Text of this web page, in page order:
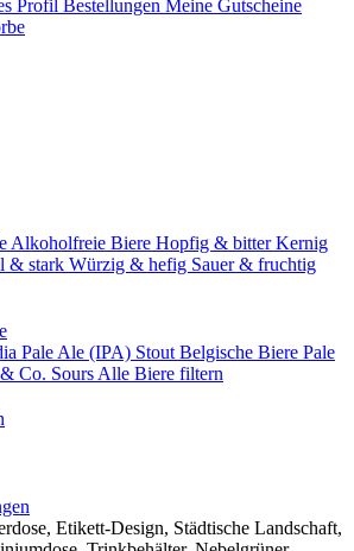
Profil Bestellungen Meine Gutscheine
Alkoholfreie Biere Hopfig & bitterKernig
& stark Würzig & hefig Sauer & fruchtig
Pale Ale (IPA) Stout Belgische Biere Pale
Co. Sours Alle Biere filtern